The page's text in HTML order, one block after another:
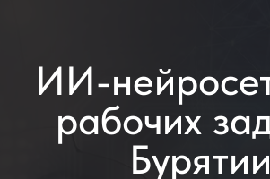
Бурятии
Работайте быстрее: ТЗ, письма, вакансии,
отчёты — все это с поддержкой ИИ
Простой и понятный сервис на основе передовых моделей
искусственного интеллекта, помогающий специалистам: (а) быть